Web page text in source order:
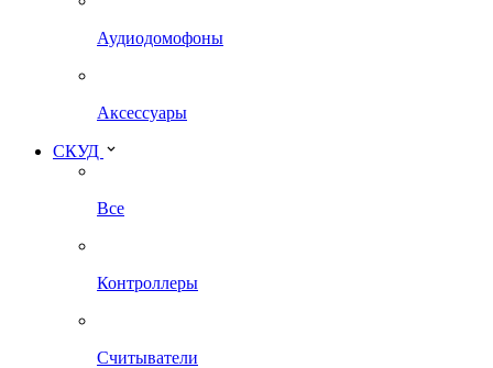
Аудиодомофоны
Аксессуары
СКУД
Все
Контроллеры
Считыватели